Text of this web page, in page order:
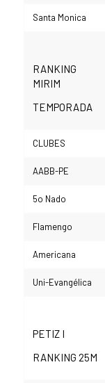
Santa Monica
RANKING
MIRIM
TEMPORADA
CLUBES
AABB-PE
5o Nado
Flamengo
Americana
Uni-Evangélica
PETIZ I
RANKING 25M